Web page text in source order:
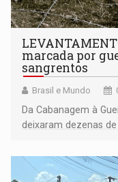
marcada por
sangrentos
Brasil e Mundo
Da Cabanagem à
deixaram dezenas
territoriais e sociais